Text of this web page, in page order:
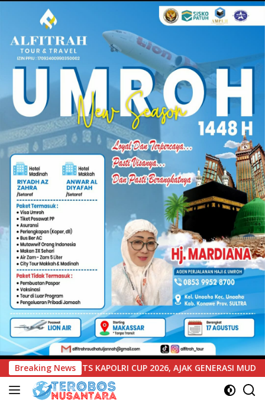
Breaking News
2026, AJAK GENERASI MUDA JADI DUTA KAMTIBMAS DAN